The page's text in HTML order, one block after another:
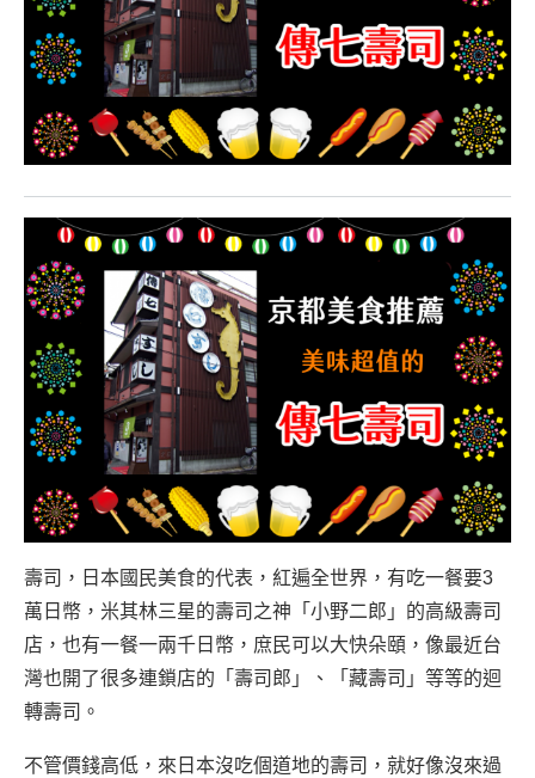
壽司，日本國民美食的代表，紅遍全世界，有吃一餐要3
萬日幣，米其林三星的壽司之神「小野二郎」的高級壽司
店，也有一餐一兩千日幣，庶民可以大快朵頤，像最近台
灣也開了很多連鎖店的「壽司郎」、「藏壽司」等等的迴
轉壽司。
不管價錢高低，來日本沒吃個道地的壽司，就好像沒來過